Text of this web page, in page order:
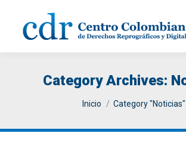
Category Archives:
You are here:
Inicio Category "Noticias"